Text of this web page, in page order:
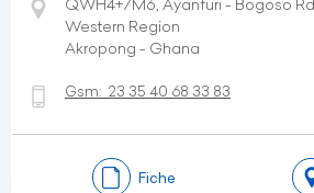
QWH4+7M6, Ayanfuri - Bogoso Rd
Western Region
Akropong - Ghana
Gsm: 23 35 40 68 33 83
Fiche